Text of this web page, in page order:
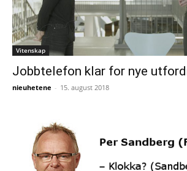
Vitenskap
Jobbtelefon klar for nye
nieuhetene - 15. august 2018